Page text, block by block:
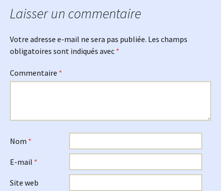
Laisser un commentaire
Votre adresse e-mail ne sera pas publiée. Les champs
obligatoires sont indiqués avec *
Commentaire *
Nom *
E-mail *
Site web